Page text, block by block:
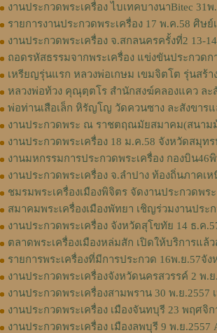
งานประกวดพระเครื่อง ไบเทคบางนาBitec 31พ
รายการงานประกวดพระเครื่อง 17 พ.ค.58 ศิษย์
งานประกวดพระเครื่อง จ.สกลนครครั้งที่2 13-
ถอดรหัสธรรมจากพระเครื่อง แข่งขันประกวดก
เหรียญรุ่นแรก หลวงพ่อเกษม เขมจิตโต รุ่นสร้า
หลวงพ่อท้วง คุณุตฺตโร สำนักสงฆ์คลองแคว ละ
พ่อท่านเสือเล็ก หิรัญโญ วัดควนซาง ละสังขาร
งานประกวดพระ ณ ราชตฤณมัยสมาคม(สนามม้
งานประกวดพระเครื่อง 18 ม.ค.58 จังหวัดสมุทร
งานมหกรรมการประกวดพระเครื่อง กองบิน46
งานประกวดพระเครื่อง จ.ลำปาง ท้องถิ่นภาคเห
ชมรมพระเครื่องเมืองพิจิตร จัดงานประกวดพร
สมาคมพระเครื่องเมืองพัทยา เชิญร่วมงานประ
งานประกวดพระเครื่อง จังหวัดสุโขทัย 14 ธ.ค
ตลาดพระเครื่องเมืองหล่มสัก เปิดให้บริการแล้
รายการพระเครื่องที่มีการประกวด 16พ.ย.57จั
งานประกวดพระเครื่องจังหวัดนครสวรรค์ 2 พ.ย
งานประกวดพระเครื่องสามพราน 30 พ.ย.2557
งานประกวดพระเครื่อง เมืองจันทบุรี 23 พฤศจิก
งานประกวดพระเครื่อง เมืองลพบุรี 9 พ.ย.2557